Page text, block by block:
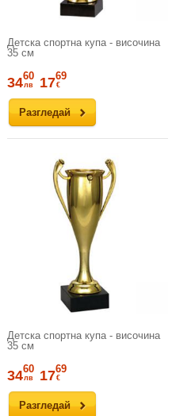
Детска спортна купа - височина
35 см
Разгледай
3460
лв 1769
€
Детска спортна купа - височина
35 см
Разгледай
3460
лв 1769
€